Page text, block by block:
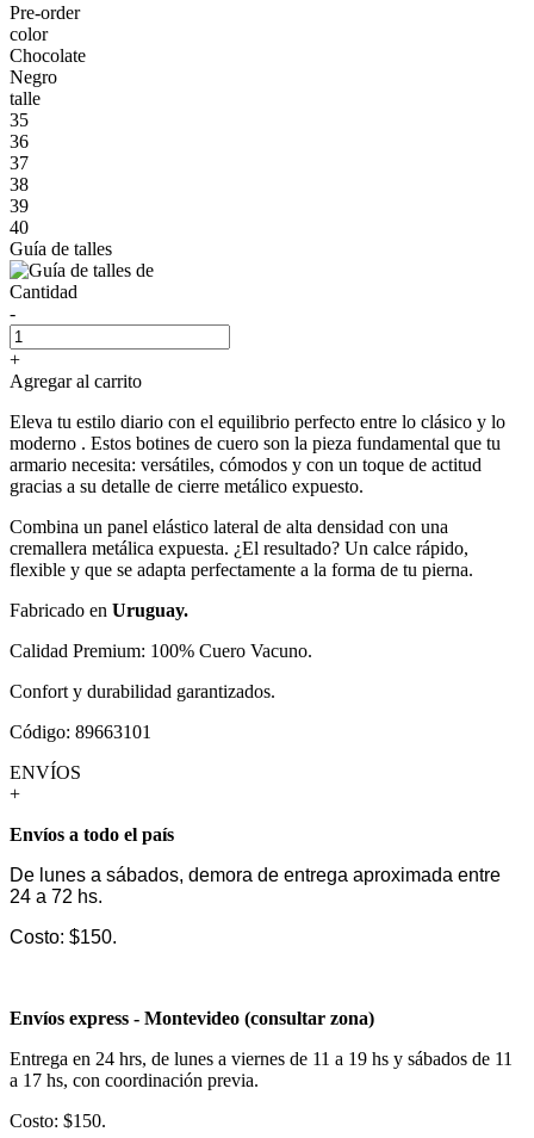
Pre-order
color
Chocolate
Negro
talle
35
36
37
38
39
40
Guía de talles
Cantidad
-
+
Agregar al carrito
Eleva tu estilo diario con el equilibrio perfecto entre lo clásico y lo
moderno . Estos botines de cuero son la pieza fundamental que tu
armario necesita: versátiles, cómodos y con un toque de actitud
gracias a su detalle de cierre metálico expuesto.
Combina un panel elástico lateral de alta densidad con una
cremallera metálica expuesta. ¿El resultado? Un calce rápido,
flexible y que se adapta perfectamente a la forma de tu pierna.
Fabricado en Uruguay.
Calidad Premium: 100% Cuero Vacuno.
Confort y durabilidad garantizados.
Código: 89663101
ENVÍOS
+
Envíos a todo el país
De lunes a sábados, demora de entrega aproximada entre
24 a 72 hs.
Costo: $150.
Envíos express - Montevideo (consultar zona)
Entrega en 24 hrs, de lunes a viernes de 11 a 19 hs y sábados de 11
a 17 hs, con coordinación previa.
Costo: $150.